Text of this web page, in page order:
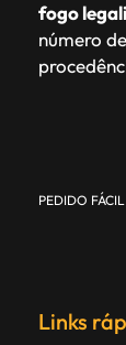
fogo
número
PEDIDO
Links